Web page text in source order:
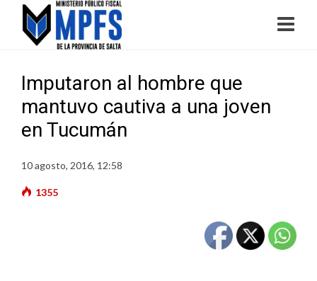
Imputaron al hombre que
mantuvo cautiva a una joven
en Tucumán
10 agosto, 2016, 12:58
1355